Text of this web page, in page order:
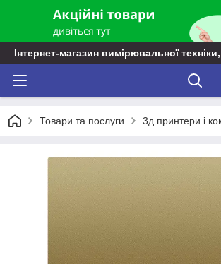
Інтернет-магазин вимірювальної
Товари та послуги 3д принтери і